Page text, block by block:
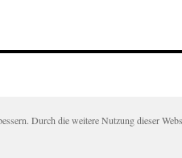
Durch die weitere Nutzung dieser